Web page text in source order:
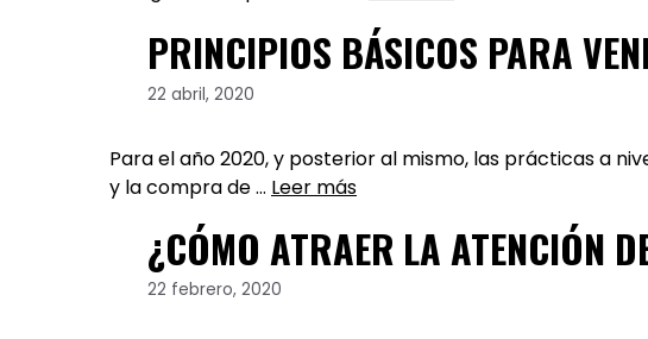
PRINCIPIOS BÁSICOS PARA
22 abril, 2020
Para el año 2020, y posterior al mismo, las prácticas a
y la compra de … Leer más
¿CÓMO ATRAER LA ATENCIÓN
22 febrero, 2020